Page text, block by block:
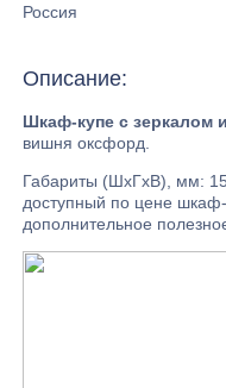
Россия
Описание:
Шкаф-купе с зеркалом
вишня
Габариты (ШхГхВ), мм:
доступный по цене
дополнительное